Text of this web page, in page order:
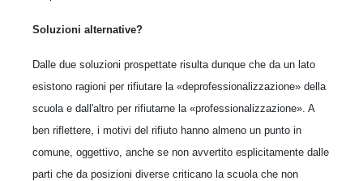
Soluzioni alternative?
Dalle due soluzioni prospettate risulta dunque che da un lato
esistono ragioni per rifiutare la «deprofessionalizzazione» della
scuola e dall'altro per rifiutarne la «professionalizzazione». A
ben riflettere, i motivi del rifiuto hanno almeno un punto in
comune, oggettivo, anche se non avvertito esplicitamente dalle
parti che da posizioni diverse criticano la scuola che non